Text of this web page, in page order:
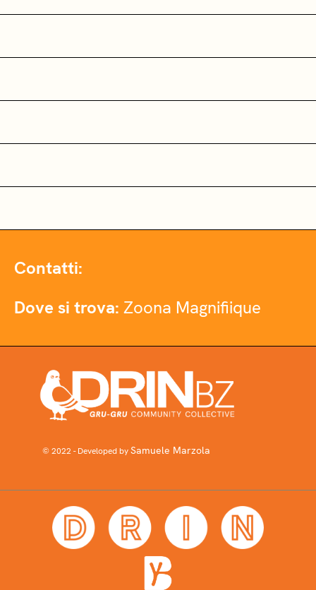
Contatti:
Dove si trova: Zoona Magnifiique
© 2022 - Developed bySamuele Marzola